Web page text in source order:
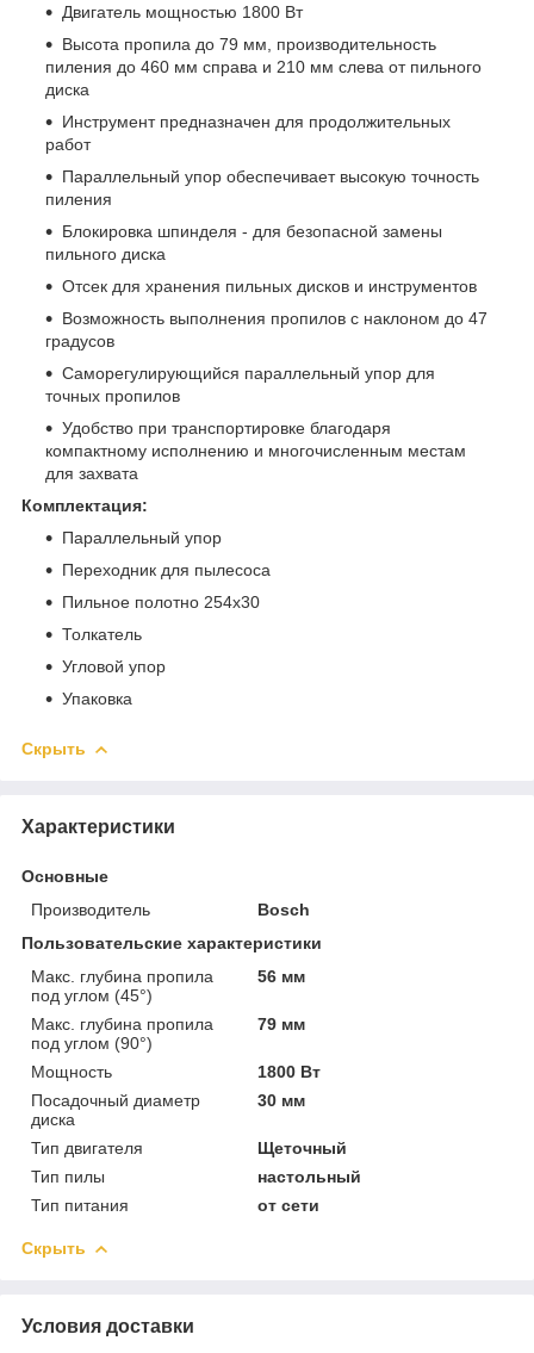
Двигатель мощностью 1800 Вт
Высота пропила до 79 мм, производительность
пиления до 460 мм справа и 210 мм слева от пильного
диска
Инструмент предназначен для продолжительных
работ
Параллельный упор обеспечивает высокую точность
пиления
Блокировка шпинделя - для безопасной замены
пильного диска
Отсек для хранения пильных дисков и инструментов
Возможность выполнения пропилов с наклоном до 47
градусов
Саморегулирующийся параллельный упор для
точных пропилов
Удобство при транспортировке благодаря
компактному исполнению и многочисленным местам
для захвата
Комплектация:
Параллельный упор
Переходник для пылесоса
Пильное полотно 254х30
Толкатель
Угловой упор
Упаковка
Скрыть
Характеристики
Основные
Производитель
Bosch
Пользовательские характеристики
Макс. глубина пропила
под углом (45°)
56 мм
Макс. глубина пропила
под углом (90°)
79 мм
Мощность
1800 Вт
Посадочный диаметр
диска
30 мм
Тип двигателя
Щеточный
Тип пилы
настольный
Тип питания
от сети
Скрыть
Условия доставки